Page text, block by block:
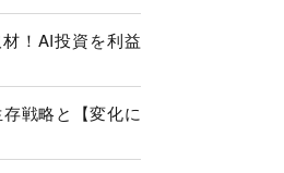
！AI投資を利益
戦略と【変化に